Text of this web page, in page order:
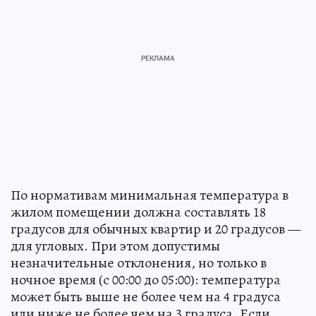
По нормативам минимальная температура в
жилом помещении должна составлять 18
градусов для обычных квартир и 20 градусов —
для угловых. При этом допустимы
незначительные отклонения, но только в
ночное время (с 00:00 до 05:00): температура
может быть выше не более чем на 4 градуса